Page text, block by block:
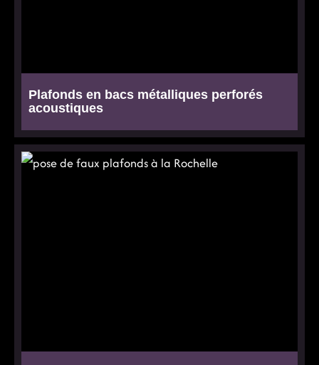
Plafonds en bacs métalliques perforés
acoustiques